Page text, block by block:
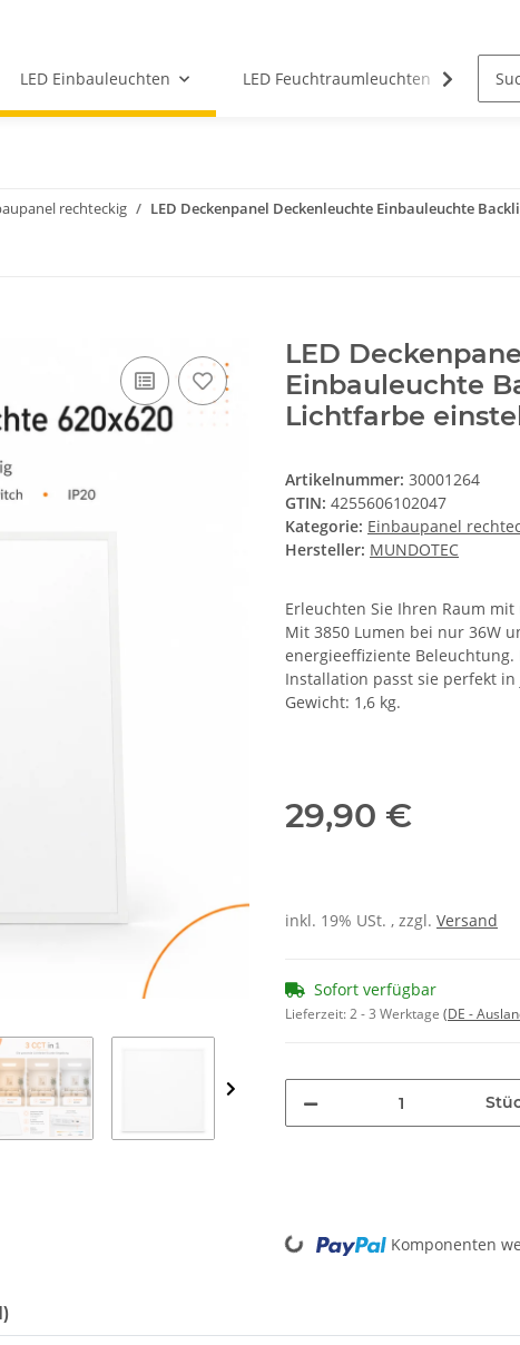
LED Einbauleuchten LED Feuchtraumleuchten
rechteckig LED Deckenpanel Deckenleuchte Einbauleuchte
LED
Einbauleuchte
Lichtfarbe
Artikelnummer: 30001264
GTIN: 4255606102047
Kategorie: Einbaupanel
Hersteller: MUNDOTEC
Erleuchten Sie Ihren Raum
Mit 3850 Lumen bei nur 36W
energieeffiziente
Installation passt sie perfekt
Gewicht: 1,6 kg.
29,90 €
inkl. 19% USt. , zzgl. Versand
Sofort verfügbar
Lieferzeit:2 - 3 Werktage (DE -
Loading... Komponenten